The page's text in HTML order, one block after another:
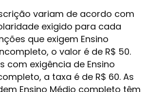
variam de acordo com
exigido para cada
que exigem Ensino
o valor é de R$ 50.
com exigência de Ensino
a taxa é de R$ 60. As
Ensino Médio completo têm